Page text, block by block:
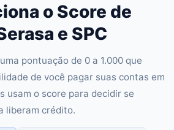
o Score de
e SPC
pontuação de 0 a 1.000 que
de você pagar suas contas em
usam o score para decidir se
liberam crédito.